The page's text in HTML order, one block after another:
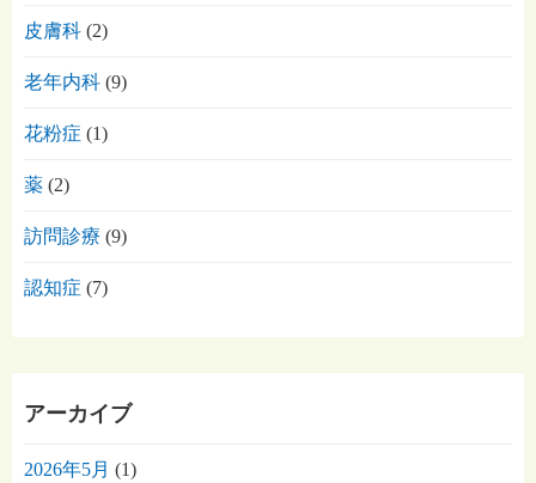
皮膚科 (2)
老年内科 (9)
花粉症 (1)
薬 (2)
訪問診療 (9)
認知症 (7)
アーカイブ
2026年5月 (1)